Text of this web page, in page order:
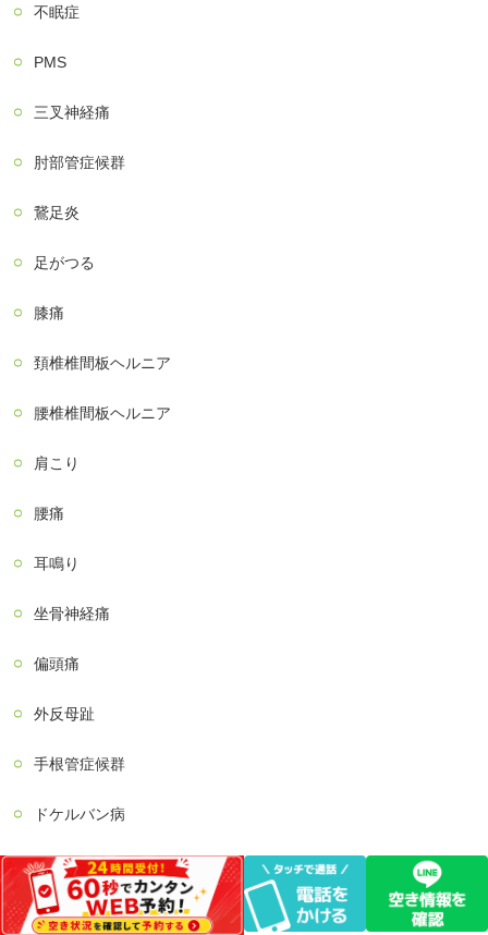
不眠症
PMS
三叉神経痛
肘部管症候群
鵞足炎
足がつる
膝痛
頚椎椎間板ヘルニア
腰椎椎間板ヘルニア
肩こり
腰痛
耳鳴り
坐骨神経痛
偏頭痛
外反母趾
手根管症候群
ドケルバン病
梨状筋症候群
ぎっくり背中